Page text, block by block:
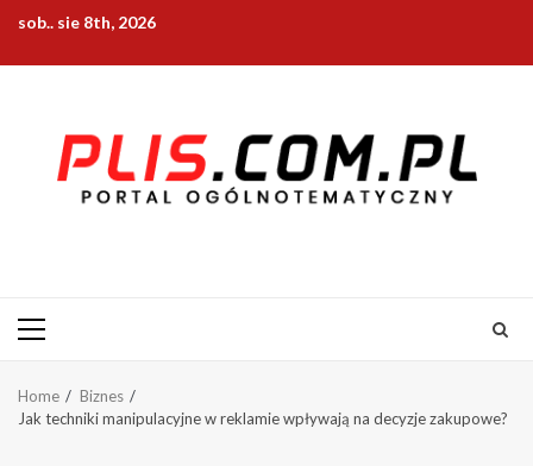
content
sob.. sie 8th, 2026
Primary
Home
Biznes
Jak techniki manipulacyjne w reklamie wpływają na decyzje zakupowe?